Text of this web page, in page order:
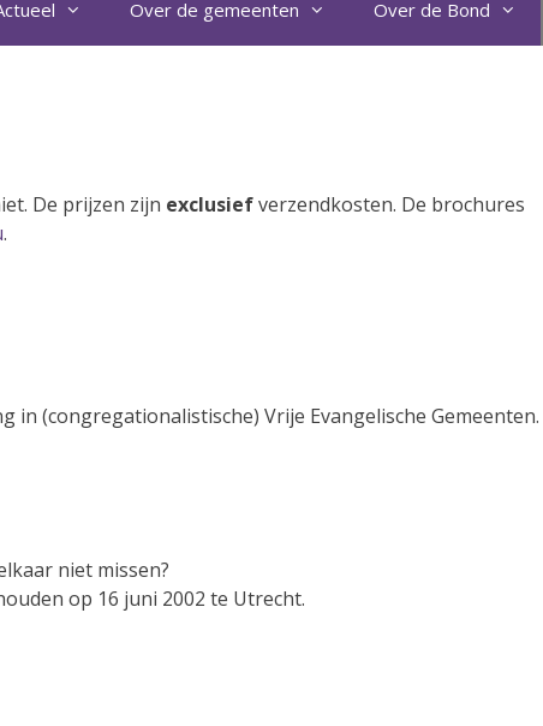
Over de gemeenten Over de Bond
De prijzen zijn exclusiefverzendkosten. De brochures
.
(congregationalistische) Vrije Evangelische Gemeenten.
niet missen?
op 16 juni 2002 te Utrecht.